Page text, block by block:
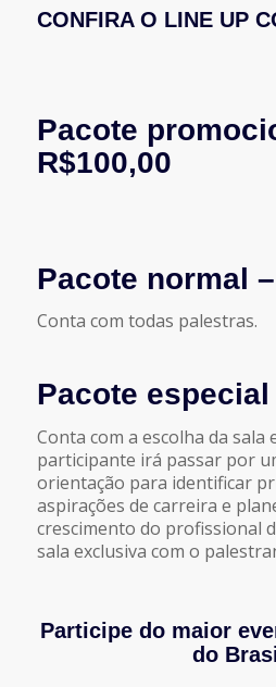
CONFIRA O LINE UP
Pacote
R$100,00
Pacote normal
Conta com todas palestras.
Pacote especial
Conta com a escolha da sala
participante irá passar por
orientação para identificar
aspirações de carreira e
crescimento do profissional
sala exclusiva com o
Participe do maior
do